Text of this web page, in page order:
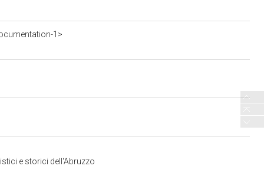
1>
e storici dell'Abruzzo